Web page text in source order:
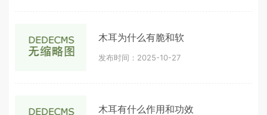
木耳为什么有脆和软
发布时间：2025-10-27
木耳有什么作用和功效